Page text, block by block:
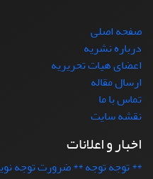
صفحه اصلی
درباره نشریه
اعضای هیات تحریریه
ارسال مقاله
تماس با ما
نقشه سایت
اخبار و اعلانات
** توجه توجه ** ضرورت توجه